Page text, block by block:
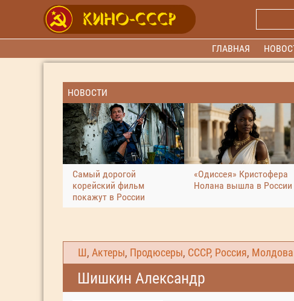
ГЛАВНАЯ
НОВОСТИ
Самый дорогой
корейский фильм
покажут в России
«Одиссея» Кристофера
Нолана вышла в России
Ш , Актеры, Продюсеры, СССР, Россия, Молдова
Шишкин Александр